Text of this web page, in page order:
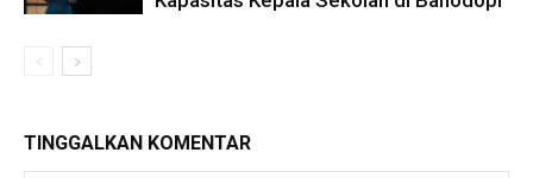
TINGGALKAN KOMENTAR